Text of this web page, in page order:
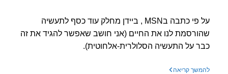
על פי כתבה בMSN , ביידן מחלק עוד כסף לתעשיה
לנו את החיים (אני חושב שאפשר להגיד את זה
על התעשיה הסלולרית-אלחוטית).
קריאהבידן